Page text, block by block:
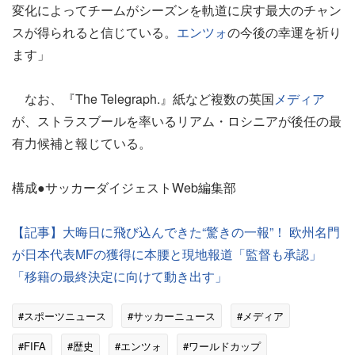
変化によってチームがシーズンを軌道に戻す最大のチャン
スが得られると信じている。 エンツォの今後の幸運を祈り
ます」
なお、『The Telegraph.』紙など複数の英国メディア
が、ストラスブールを率いるリアム・ロシニアが後任の最
有力候補と報じている。
構成●サッカーダイジェストWeb編集部
【記事】大晦日に飛び込んできた“驚きの一報”！ 欧州名門
が日本代表MFの獲得に本腰と現地報道「監督も承認」
「移籍の最終決定に向けて動き出す」
#スポーツニュース #サッカーニュース
#メディア
#FIFA
#歴史 #エンツォ
#ワールドカップ